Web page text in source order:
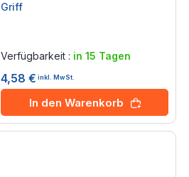
Griff
Verfügbarkeit : in 15 Tagen
4,58 € inkl. MwSt.
In den Warenkorb